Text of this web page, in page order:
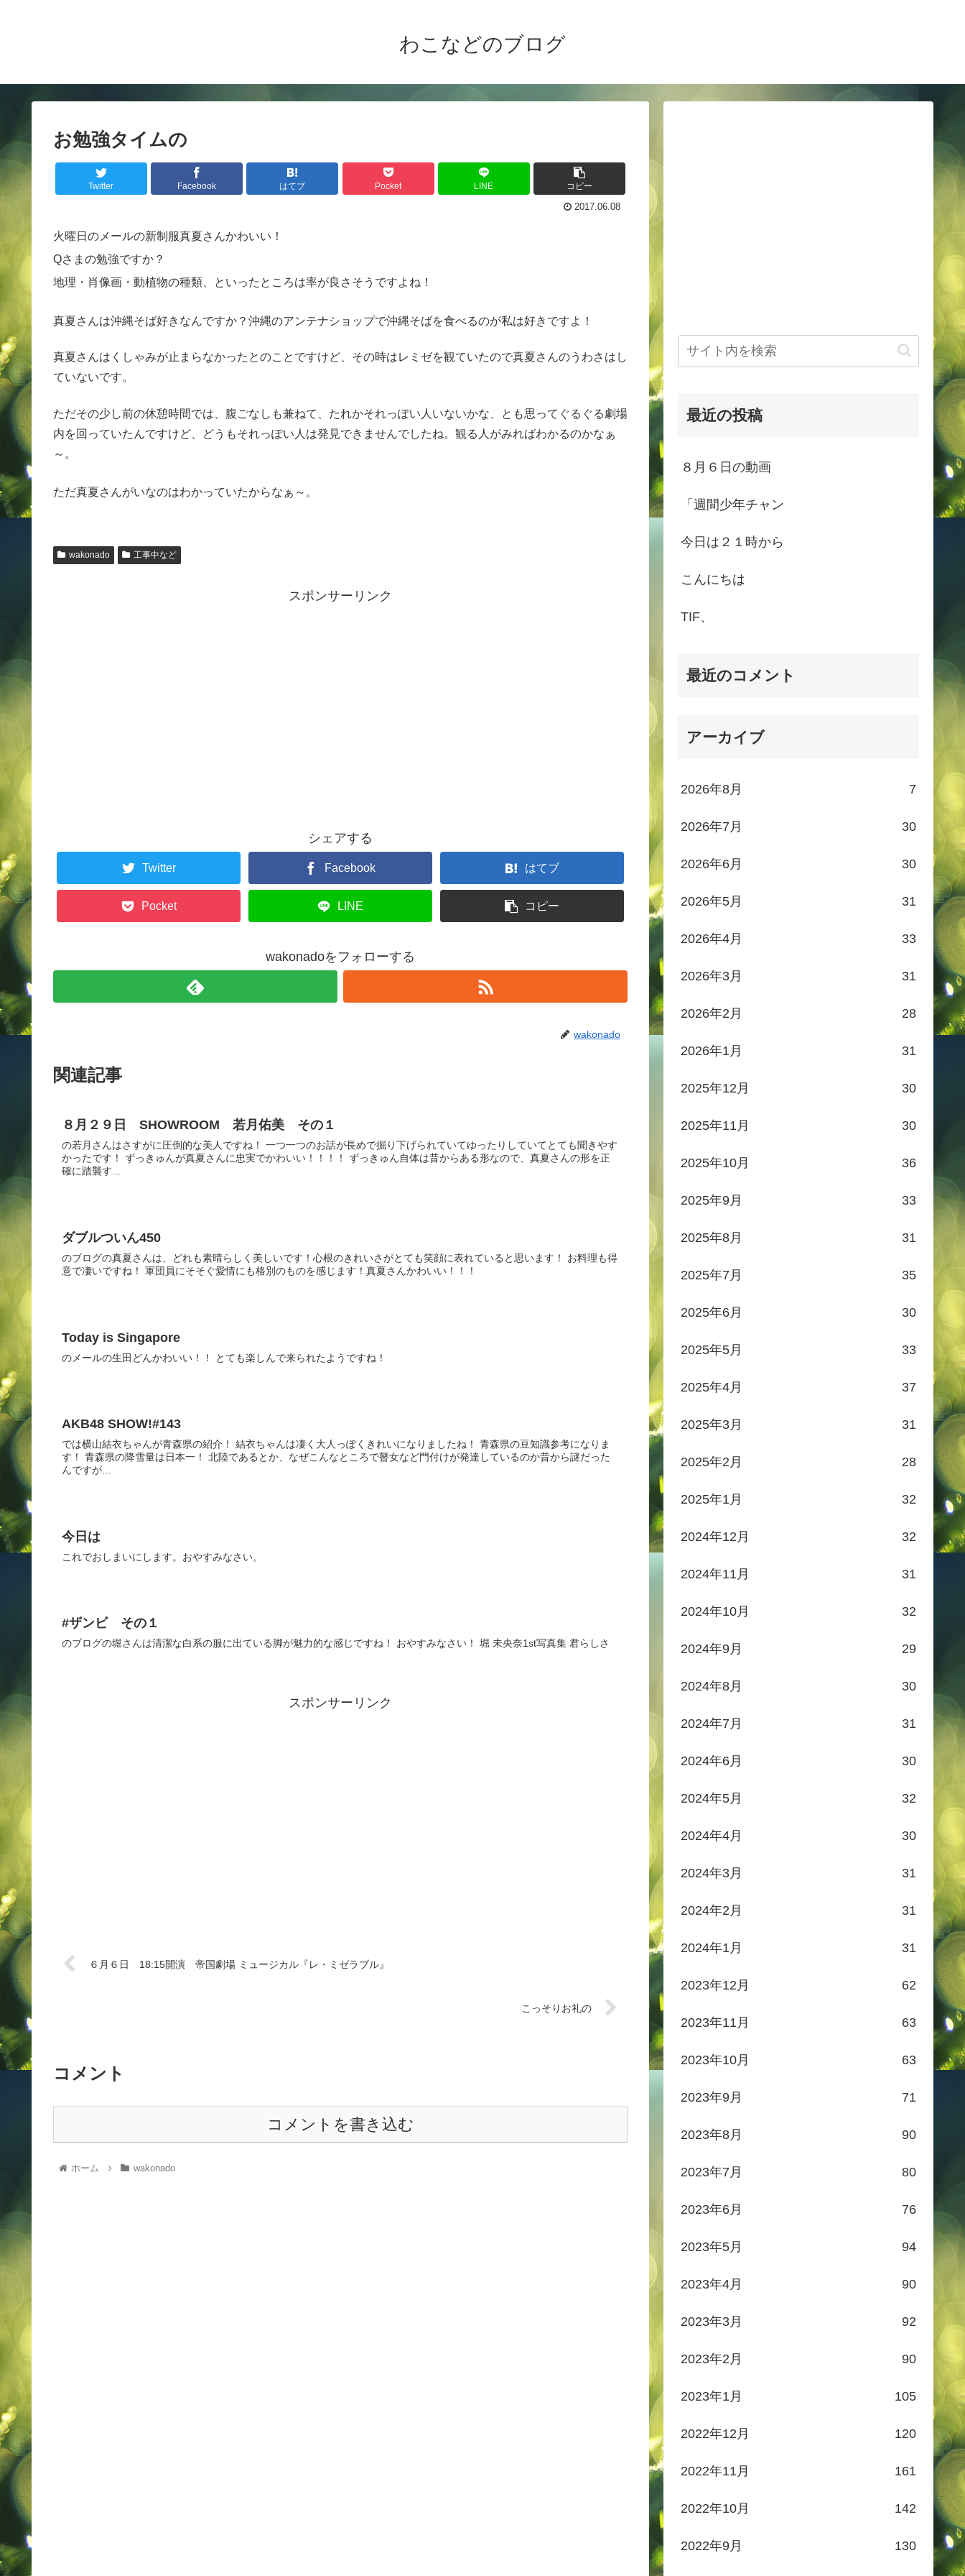
わこなどのブログ
お勉強タイムの
Twitter Facebook はてブ Pocket LINE コピー
2017.06.08
火曜日のメールの新制服真夏さんかわいい！
Qさまの勉強ですか？
地理・肖像画・動植物の種類、といったところは率が良さそうですよね！
真夏さんは沖縄そば好きなんですか？沖縄のアンテナショップで沖縄そばを食べるのが私は好きですよ！
真夏さんはくしゃみが止まらなかったとのことですけど、その時はレミゼを観ていたので真夏さんのうわさはし
ていないです。
ただその少し前の休憩時間では、腹ごなしも兼ねて、たれかそれっぽい人いないかな、とも思ってぐるぐる劇場
内を回っていたんですけど、どうもそれっぽい人は発見できませんでしたね。観る人がみればわかるのかなぁ
～。
ただ真夏さんがいなのはわかっていたからなぁ～。
wakonado 工事中など
スポンサーリンク
シェアする
Twitter Facebook はてブ
Pocket LINE コピー
wakonadoをフォローする
wakonado
関連記事
８月２９日 SHOWROOM 若月佑美 その１
の若月さんはさすがに圧倒的な美人ですね！ 一つ一つのお話が長めで掘り下げられていてゆったりしていてとても聞きやす
かったです！ ずっきゅんが真夏さんに忠実でかわいい！！！！ ずっきゅん自体は昔からある形なので、真夏さんの形を正
確に踏襲す...
ダブルついん450
のブログの真夏さんは、どれも素晴らしく美しいです！心根のきれいさがとても笑顔に表れていると思います！ お料理も得
意で凄いですね！ 軍団員にそそぐ愛情にも格別のものを感じます！真夏さんかわいい！！！
Today is Singapore
のメールの生田どんかわいい！！ とても楽しんで来られたようですね！
AKB48 SHOW!#143
では横山結衣ちゃんが青森県の紹介！ 結衣ちゃんは凄く大人っぽくきれいになりましたね！ 青森県の豆知識参考になりま
す！ 青森県の降雪量は日本一！ 北陸であるとか、なぜこんなところで瞽女など門付けが発達しているのか昔から謎だった
んですが...
今日は
これでおしまいにします。おやすみなさい。
#ザンビ その１
のブログの堀さんは清潔な白系の服に出ている脚が魅力的な感じですね！ おやすみなさい！ 堀 未央奈1st写真集 君らしさ
スポンサーリンク
６月６日 18:15開演 帝国劇場 ミュージカル『レ・ミゼラブル』
こっそりお礼の
コメント
コメントを書き込む
ホーム wakonado
最近の投稿
８月６日の動画
「週間少年チャン
今日は２１時から
こんにちは
TIF、
最近のコメント
アーカイブ
2026年8月 7
2026年7月 30
2026年6月 30
2026年5月 31
2026年4月 33
2026年3月 31
2026年2月 28
2026年1月 31
2025年12月 30
2025年11月 30
2025年10月 36
2025年9月 33
2025年8月 31
2025年7月 35
2025年6月 30
2025年5月 33
2025年4月 37
2025年3月 31
2025年2月 28
2025年1月 32
2024年12月 32
2024年11月 31
2024年10月 32
2024年9月 29
2024年8月 30
2024年7月 31
2024年6月 30
2024年5月 32
2024年4月 30
2024年3月 31
2024年2月 31
2024年1月 31
2023年12月 62
2023年11月 63
2023年10月 63
2023年9月 71
2023年8月 90
2023年7月 80
2023年6月 76
2023年5月 94
2023年4月 90
2023年3月 92
2023年2月 90
2023年1月 105
2022年12月 120
2022年11月 161
2022年10月 142
2022年9月 130